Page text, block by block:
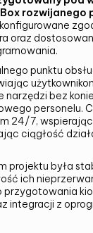
SUMBIT
rozwijanego
oraz
punktu
narzędzi bez
personelu.
24/7,
ciągłość
projektu była
ich
przygotowania
integracji z